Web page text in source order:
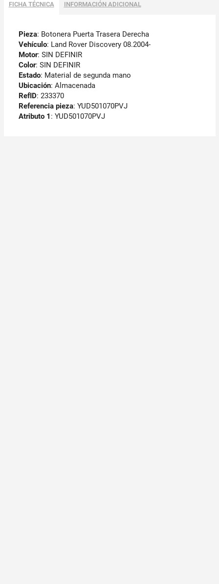
FICHA TÉCNICA INFORMACIÓN ADICIONAL
Pieza: Botonera Puerta Trasera Derecha
Vehículo: Land Rover Discovery 08.2004-
Motor: SIN DEFINIR
Color: SIN DEFINIR
Estado: Material de segunda mano
Ubicación: Almacenada
RefID: 233370
Referencia pieza: YUD501070PVJ
Atributo 1 : YUD501070PVJ